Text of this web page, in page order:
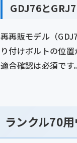
GDJ76と
再再販モデル（
り付けボルトの位
適合確認は必須です。
ランクル70